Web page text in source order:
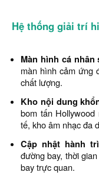
Hệ thống giải trí
Màn hình cá nhân
màn hình cảm ứng
chất lượng.
Kho nội dung
bom tấn
tế, kho âm nhạc đa
Cập nhật hành
đường bay, thời
bay trực quan.